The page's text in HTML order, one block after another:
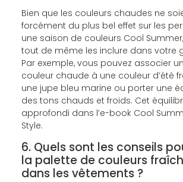
Bien que les couleurs chaudes ne
forcément du plus bel effet sur les
une saison de couleurs Cool
tout de même les inclure dans votre
Par exemple, vous pouvez associer
couleur chaude à une couleur d’été
une jupe bleu marine ou porter une
des tons chauds et froids. Cet
approfondi dans l’e-book Cool
Style.
6. Quels sont les conseils
la palette de couleurs
dans les vêtements ?